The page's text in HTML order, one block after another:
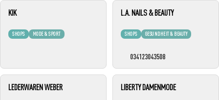
SHOPS MODE & SPORT
KIK
SHOPS GESUNDHEIT & BEAUTY
L.A. NAILS & BEAUTY
034123043508
LEDERWAREN WEBER LIBERTY DAMENMODE